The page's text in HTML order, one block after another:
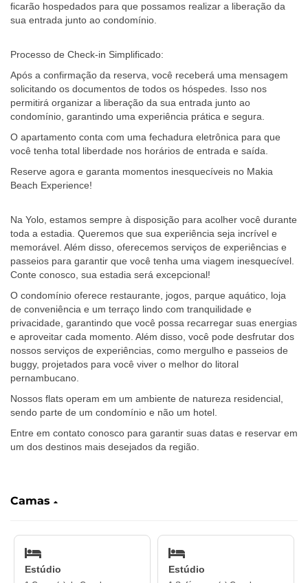
ficarão hospedados para que possamos realizar a liberação da
sua entrada junto ao condomínio.
Processo de Check-in Simplificado:
Após a confirmação da reserva, você receberá uma mensagem
solicitando os documentos de todos os hóspedes. Isso nos
permitirá organizar a liberação da sua entrada junto ao
condomínio, garantindo uma experiência prática e segura.
O apartamento conta com uma fechadura eletrônica para que
você tenha total liberdade nos horários de entrada e saída.
Reserve agora e garanta momentos inesquecíveis no Makia
Beach Experience!
Na Yolo, estamos sempre à disposição para acolher você durante
toda a estadia. Queremos que sua experiência seja incrível e
memorável. Além disso, oferecemos serviços de experiências e
passeios para garantir que você tenha uma viagem inesquecível.
Conte conosco, sua estadia será excepcional!
O condomínio oferece restaurante, jogos, parque aquático, loja
de conveniência e um terraço lindo com tranquilidade e
privacidade, garantindo que você possa recarregar suas energias
e aproveitar cada momento. Além disso, você pode desfrutar dos
nossos serviços de experiências, como mergulho e passeios de
buggy, projetados para você viver o melhor do litoral
pernambucano.
Nossos flats operam em um ambiente de natureza residencial,
sendo parte de um condomínio e não um hotel.
Entre em contato conosco para garantir suas datas e reservar em
um dos destinos mais desejados da região.
Camas
Estúdio Estúdio